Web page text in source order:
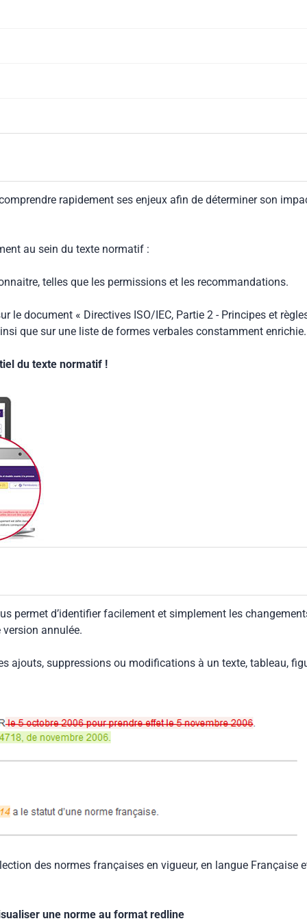
rapidement ses enjeux afin de déterminer son
au sein du texte normatif :
telles que les permissions et les recommandations.
le document « Directives ISO/IEC, Partie 2 - Principes et
que sur une liste de formes verbales constamment enrichie.
du texte normatif !
permet d’identifier facilement et simplement les
annulée.
ajouts, suppressions ou modifications à un texte, tableau,
des normes françaises en vigueur, en langue Française
une norme au format redline